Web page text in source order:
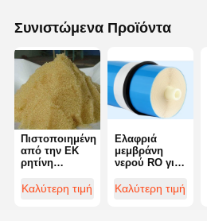
Συνιστώμενα Προϊόντα
Πιστοποιημένη
από την ΕΚ
ρητίνη
ιόντων για
Καλύτερη τιμή
Ελαφριά
μεμβράνη
νερού RO για
Πολυλειτουργικά
Καλύτερη τιμή